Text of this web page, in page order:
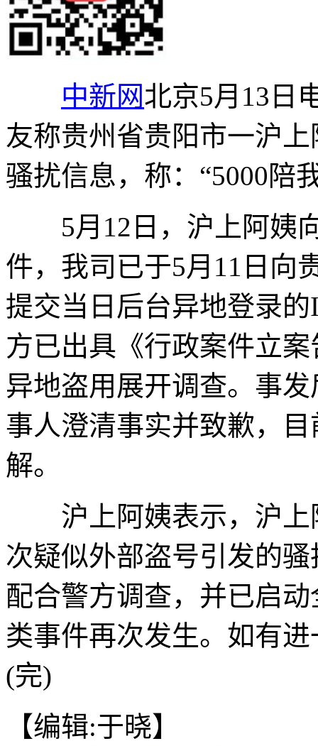
中新网北京5月13日
友称贵州省贵阳市一沪
骚扰信息，称：“5000陪
5月12日，沪上阿姨
件，我司已于5月11日向
提交当日后台异地登录
方已出具《行政案件立
异地盗用展开调查。事
事人澄清事实并致歉，
解。
沪上阿姨表示，沪上
次疑似外部盗号引发的
配合警方调查，并已启
类事件再次发生。如有
(完)
【编辑:于晓】